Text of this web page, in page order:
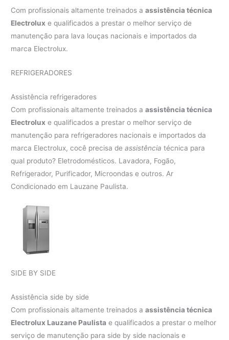
Com profissionais altamente treinados aassistência técnica
Electrolux e qualificados a prestar o melhor serviço de
manutenção para lava louças nacionais e importados da
marca Electrolux.
REFRIGERADORES
Assistência refrigeradores
Com profissionais altamente treinados aassistência técnica
Electrolux e qualificados a prestar o melhor serviço de
manutenção para refrigeradores nacionais e importados da
marca Electrolux, cocê precisa deassistência técnica para
qual produto? Eletrodomésticos. Lavadora, Fogão,
Refrigerador, Purificador, Microondas e outros. Ar
Condicionado em Lauzane Paulista.
SIDE BY SIDE
Assistência side by side
Com profissionais altamente treinados aassistência técnica
Electrolux Lauzane Paulista e qualificados a prestar o melhor
serviço de manutenção para side by side nacionais e